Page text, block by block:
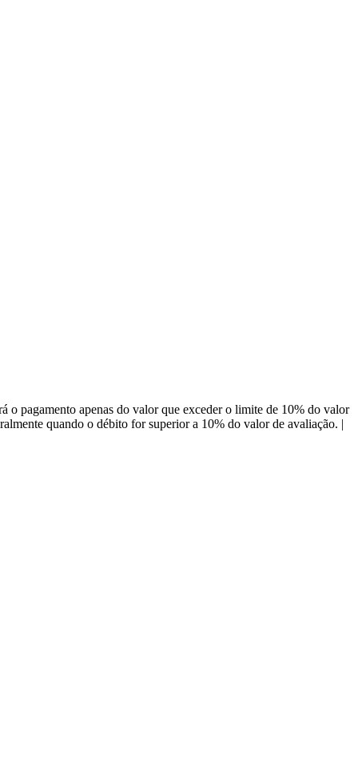
pagamento apenas do valor que exceder o limite de 10% do valor
quando o débito for superior a 10% do valor de avaliação. |